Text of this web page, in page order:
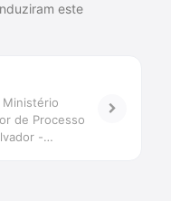
este
de Processo
-